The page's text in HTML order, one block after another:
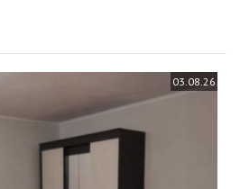
03.08.26